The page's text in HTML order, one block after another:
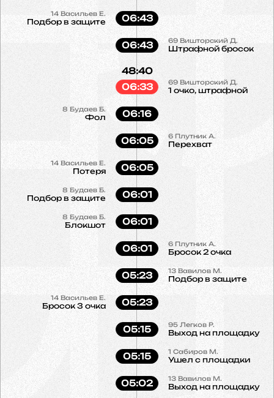
14Васильев Е.
Подбор в защите 06:43
69 Вишторский Д.
Штрафной бросок
06:43
69 Вишторский Д.
1 очко, штрафной
48:40
06:33
8 Будаев Б.
Фол 06:16
6 Плутник А.
Перехват
06:05
14 Васильев Е.
Потеря 06:05
8 Будаев Б.
Подбор в защите 06:01
8 Будаев Б.
Блокшот 06:01
6 Плутник А.
Бросок 2 очка
06:01
13Вавилов М.
Подбор в защите
05:23
14 Васильев Е.
Бросок 3 очка 05:23
95 Легков Р.
Выход на площадку
05:15
1 Сабиров М.
Ушел с площадки
05:15
13 Вавилов М.
Выход на площадку
05:02